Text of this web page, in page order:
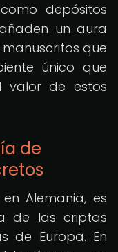
depósitos
un aura
que
único que
valor de estos
de
Alemania, es
de las criptas
de Europa. En